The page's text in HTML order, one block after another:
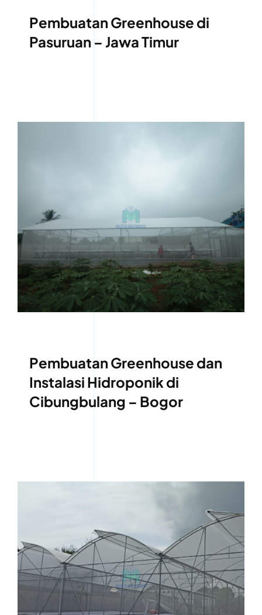
Pembuatan Greenhouse di
Pasuruan – Jawa Timur
Pembuatan Greenhouse dan
Instalasi Hidroponik di
Cibungbulang – Bogor